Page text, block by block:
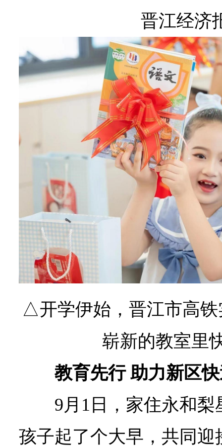
晋江经济
△开学伊始，晋江市高
崭新的教室里
教育先行 助力新区
9月1日，家住永和
孩子起了个大早，共同